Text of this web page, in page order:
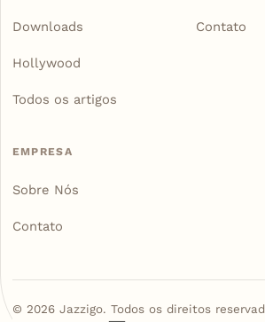
Downloads
Hollywood
Todos os artigos
Contato
EMPRESA
Sobre Nós
Contato
© 2026Jazzigo. Todos os direitos